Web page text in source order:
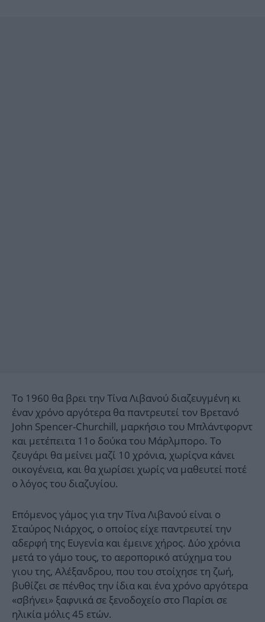
Το 1960 θα βρει την Τίνα Λιβανού διαζευγμένη κι
έναν χρόνο αργότερα θα παντρευτεί τον Βρετανό
John Spencer-Churchill, μαρκήσιο του Μπλάντφορντ
και μετέπειτα 11ο δούκα του Μάρλμπορο. Το
ζευγάρι θα μείνει μαζί 10 χρόνια, χωρίςνα κάνει
οικογένεια, και θα χωρίσει χωρίς να μαθευτεί ποτέ
ο λόγος του διαζυγίου.
Επόμενος γάμος για την Τίνα Λιβανού είναι ο
Σταύρος Νιάρχος, ο οποίος είχε παντρευτεί την
αδερφή της Ευγενία και έμεινε χήρος. Δύο χρόνια
μετά το γάμο τους, το αεροπορικό ατύχημα του
γιου της, Αλέξανδρου, που του στοίχησε τη ζωή,
βυθίζει σε πένθος την ίδια και ένα χρόνο αργότερα
«σβήνει» ξαφνικά σε ξενοδοχείο στο Παρίσι σε
ηλικία μόλις 45 ετών.